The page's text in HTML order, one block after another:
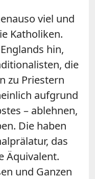
viel und
Katholiken.
hin,
die
zu Priestern
aufgrund
– ablehnen,
Die haben
das
Äquivalent.
und Ganzen